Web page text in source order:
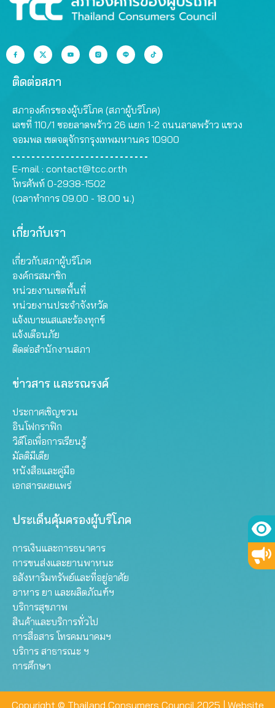
ติดต่อสภา
สภาองค์กรของผู้บริโภค (สภาผู้บริโภค)
เลขที่ 110/1 ซอยลาดพร้าว 26 แยก 1-2 ถนนลาดพร้าว แขวง
จอมพล เขตจตุจักรกรุงเทพมหานคร 10900
E-mail : contact@tcc.or.th
โทรศัพท์ 0-2938-1502
(เวลาทำการ 09.00 - 18.00 น.)
เกี่ยวกับเรา
เกี่ยวกับสภาผู้บริโภค
องค์กรสมาชิก
หน่วยงานเขตพื้นที่
หน่วยงานประจำจังหวัด
แจ้งเบาะแสและร้องทุกข์
แจ้งเตือนภัย
ติดต่อสำนักงานสภา
ข่าวสาร และรณรงค์
ประกาศเชิญชวน
อินโฟกราฟิก
วิดีโอเพื่อการเรียนรู้
มัลติมีเดีย
หนังสือและคู่มือ
เอกสารเผยแพร่
ประเด็นคุ้มครองผู้บริโภค
การเงินและการธนาคาร
การขนส่งและยานพาหนะ
อสังหาริมทรัพย์และที่อยู่อาศัย
อาหาร ยา และผลิตภัณฑ์ฯ
บริการสุขภาพ
สินค้าและบริการทั่วไป
การสื่อสาร โทรคมนาคมฯ
บริการ สาธารณะ ฯ
การศึกษา
Copyright © Thailand Consumers Council 2025 | Website